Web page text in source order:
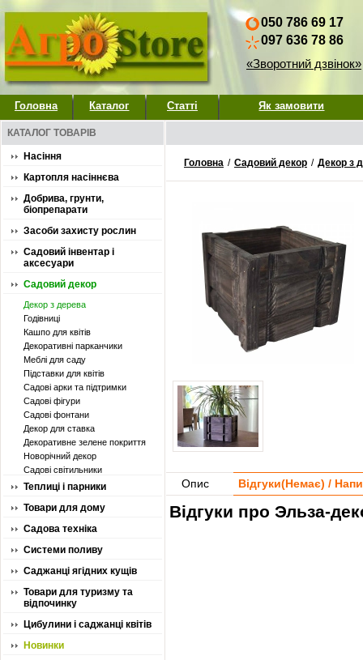
050 786 69 17
097 636 78 86
«Зворотний дзвінок»
Головна Каталог Статті Як замовити
КАТАЛОГ ТОВАРІВ
Насіння
Картопля насіннєва
Добрива, грунти,
біопрепарати
Засоби захисту рослин
Садовий інвентар і
аксесуари
Садовий декор
Декор з дерева
Годівниці
Кашпо для квітів
Декоративні парканчики
Меблі для саду
Підставки для квітів
Садові арки та підтримки
Садові фігури
Садові фонтани
Декор для ставка
Декоративне зелене покриття
Новорічний декор
Садові світильники
Теплиці і парники
Товари для дому
Садова техніка
Системи поливу
Саджанці ягідних кущів
Товари для туризму та
відпочинку
Цибулини і саджанці квітів
Новинки
Головна / Садовий декор / Декор з
Опис Відгуки(Немає) /
Відгуки про Эльза-